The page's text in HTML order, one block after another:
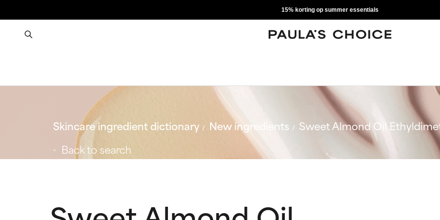
15% korting op summer essentials
Skincare ingredient dictionary New ingredients
Sweet Almond Oil
Back to search